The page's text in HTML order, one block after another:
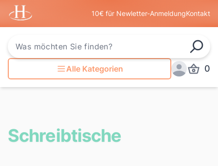
Startseite
10€ für Newletter-AnmeldungKontakt
Alle Kategorien
0
Schreibtische